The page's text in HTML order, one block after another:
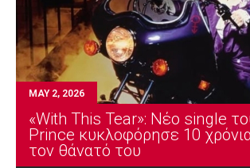
MAY 2, 2026
«With This Tear»: Νέο single
Prince κυκλοφόρησε 10
τον θάνατό του